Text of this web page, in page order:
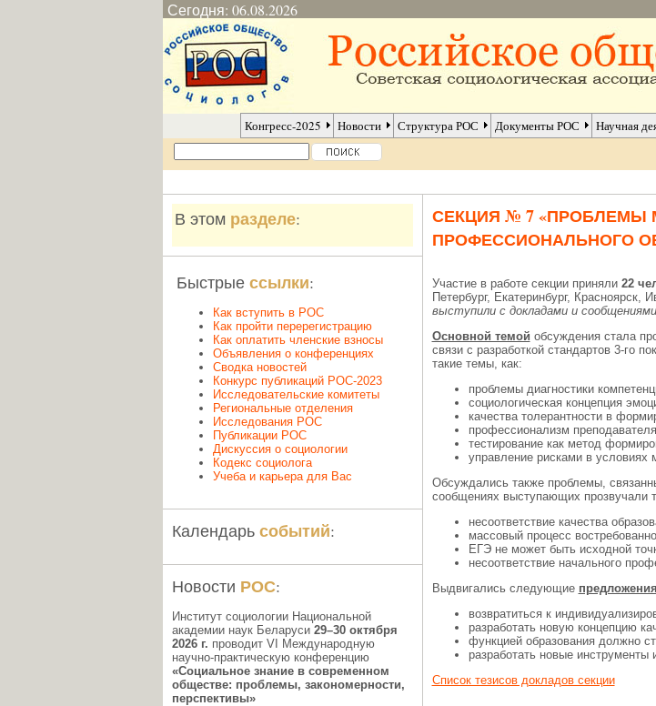
Сегодня: 06.08.2026
Конгресс-2025 Новости Структура РОС Документы РОС Научная
В этом разделе:
Быстрые ссылки:
Как вступить в РОС
Как пройти перерегистрацию
Как оплатить членские взносы
Объявления о конференциях
Сводка новостей
Конкурс публикаций РОС-2023
Исследовательские комитеты
Региональные отделения
Исследования РОС
Публикации РОС
Дискуссия о социологии
Кодекс социолога
Учеба и карьера для Вас
Календарь событий:
Новости РОС:
Институт социологии Национальной
академии наук Беларуси 29–30 октября
2026 г. проводит VI Международную
научно-практическую конференцию
«Социальное знание в современном
обществе: проблемы, закономерности,
перспективы»
СЕКЦИЯ № 7 «ПРОБЛЕМЫ
ПРОФЕССИОНАЛЬНОГО
Участие в работе секции приняли 22
Петербург, Екатеринбург,
выступили с докладами и
Основной темой обсуждения стала
связи с разработкой стандартов 3-го
такие темы, как:
проблемы диагностики
социологическая концепция
качества толерантности в
профессионализм
тестирование как метод
управление рисками в условиях
Обсуждались также проблемы,
сообщениях выступающих прозвучали
несоответствие качества
массовый процесс
ЕГЭ не может быть исходной
несоответствие начального
Выдвигались следующие предложения
возвратиться к
разработать новую концепцию
функцией образования должно
разработать новые инструменты
Список тезисов докладов секции